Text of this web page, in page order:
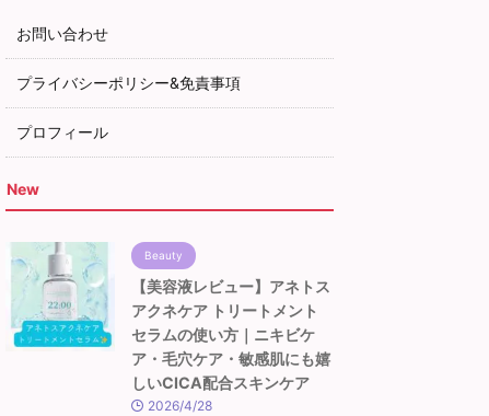
お問い合わせ
プライバシーポリシー&免責事項
プロフィール
New
Beauty
【美容液レビュー】アネトス
アクネケア トリートメント
セラムの使い方｜ニキビケ
ア・毛穴ケア・敏感肌にも嬉
しいCICA配合スキンケア
2026/4/28